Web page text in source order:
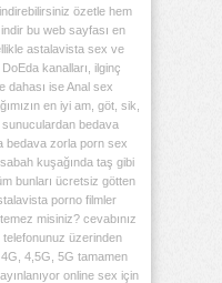
özetle hem
bu web sayfası en
astalavista sex ve
kanalları, ilginç
dahası ise Anal sex
en iyi am, göt, sik,
bedava
bedava zorla porn sex
kuşağında taş gibi
bunları ücretsiz götten
porno filmler
misiniz? cevabınız
telefonunuz üzerinden
4,5G, 5G tamamen
online sex için